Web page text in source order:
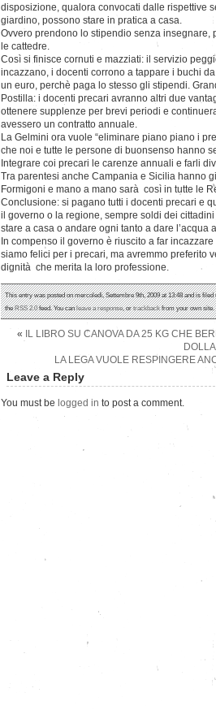
disposizione, qualora convocati dalle rispettive
giardino, possono stare in pratica a casa.
Ovvero prendono lo stipendio senza
le cattedre.
Così si finisce cornuti e mazziati: il servizio
incazzano, i docenti corrono a tappare i buchi
un euro, perchè paga lo stesso gli stipendi.
Postilla: i docenti precari avranno altri due
ottenere supplenze per brevi periodi e
avessero un contratto annuale.
La Gelmini ora vuole “eliminare piano piano i
che noi e tutte le persone di buonsenso hanno
Integrare coi precari le carenze annuali e farli
Tra parentesi anche Campania e Sicilia hanno
Formigoni e mano a mano sarà così in tutte le
Conclusione: si pagano tutti i docenti precari e
il governo o la regione, sempre soldi dei
stare a casa o andare ogni tanto a dare l’acqua
In compenso il governo è riuscito a far
siamo felici per i precari, ma avremmo preferito
dignità che merita la loro professione.
This entry was posted on mercoledì, Settembre 9th, 2009 at 13:48 and is
theRSS 2.0feed. You canleave a response, ortrackbackfrom your own site.
«
IL LIBRO SU CANOVA DA 25 KG CHE
LA LEGA VUOLE RESPINGERE
Leave a Reply
You must be logged in to post a comment.